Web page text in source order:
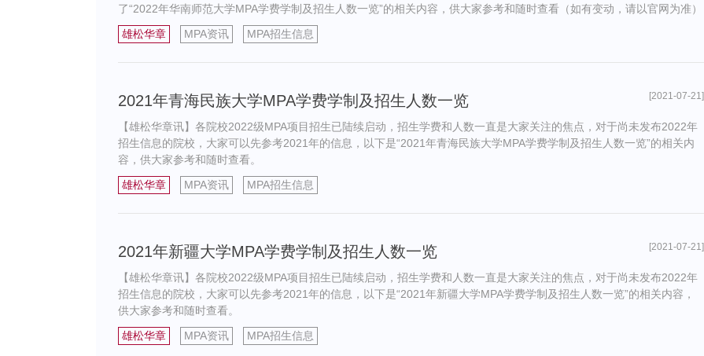
了“2022年华南师范大学MPA学费学制及招生人数一览”的相关内容，供大家参考和随时查看（如有变动，请以官网为准）
雄松华章
MPA资讯 MPA招生信息
2021年青海民族大学MPA学费学制及招生人数一览 [2021-07-21]
【雄松华章讯】各院校2022级MPA项目招生已陆续启动，招生学费和人数一直是大家关注的焦点，对于尚未发布2022年
招生信息的院校，大家可以先参考2021年的信息，以下是“2021年青海民族大学MPA学费学制及招生人数一览”的相关内
容，供大家参考和随时查看。
雄松华章
MPA资讯 MPA招生信息
2021年新疆大学MPA学费学制及招生人数一览 [2021-07-21]
【雄松华章讯】各院校2022级MPA项目招生已陆续启动，招生学费和人数一直是大家关注的焦点，对于尚未发布2022年
招生信息的院校，大家可以先参考2021年的信息，以下是“2021年新疆大学MPA学费学制及招生人数一览”的相关内容，
供大家参考和随时查看。
雄松华章
MPA资讯 MPA招生信息